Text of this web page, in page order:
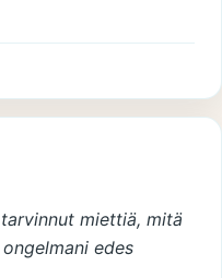
miettiä, mitä
edes